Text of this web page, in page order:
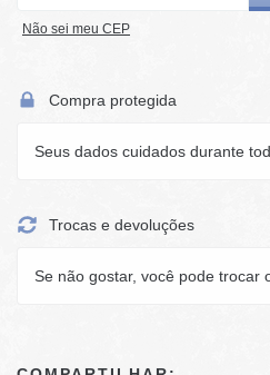
Não sei meu CEP
Compra protegida
Seus dados cuidados durante
Trocas e devoluções
Se não gostar, você pode trocar